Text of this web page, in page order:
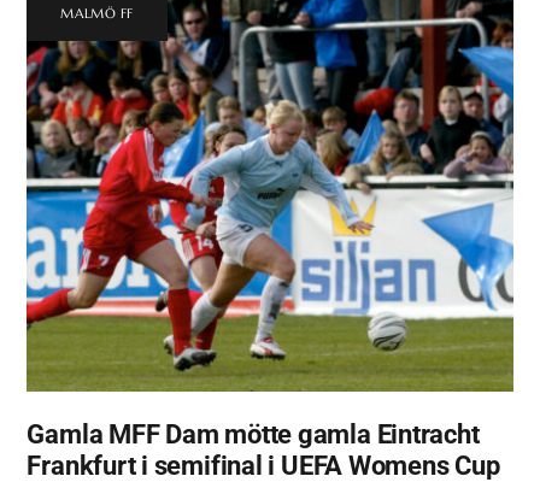
MALMÖ FF
Gamla MFF Dam mötte gamla Eintracht
Frankfurt i semifinal i UEFA Womens Cup